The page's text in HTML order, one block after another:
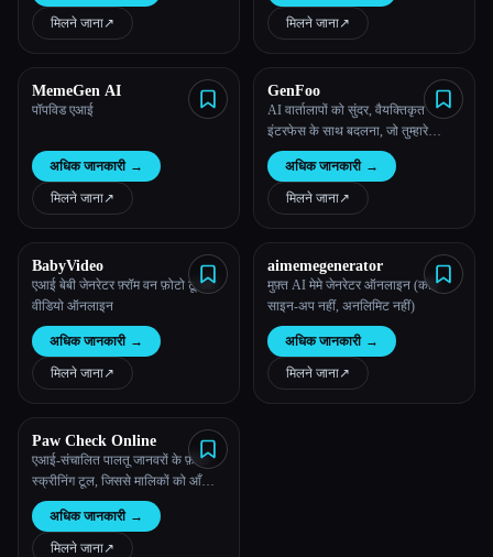
मिलने जाना↗︎ मिलने जाना↗︎
MemeGen AI
पॉपविड एआई
अधिक जानकारी →
मिलने जाना↗︎
GenFoo
AI वार्तालापों को सुंदर, वैयक्तिकृत
इंटरफेस के साथ बदलना, जो तुम्हारे
अनोखे स्टाइल और वर्कफ़्लो से मेल खाते
हैं।
अधिक जानकारी →
मिलने जाना↗︎
BabyVideo
एआई बेबी जेनरेटर फ़्रॉम वन फ़ोटो टू बेबी
वीडियो ऑनलाइन
अधिक जानकारी →
मिलने जाना↗︎
aimemegenerator
मुफ़्त AI मेमे जेनरेटर ऑनलाइन (कोई
साइन-अप नहीं, अनलिमिट नहीं)
अधिक जानकारी →
मिलने जाना↗︎
Paw Check Online
एआई-संचालित पालतू जानवरों के फ़ोटो
स्क्रीनिंग टूल, जिससे मालिकों को आँखों,
त्वचा, दाँत और कान की सेहत पर नज़र
रखने में मदद मिलती है।
अधिक जानकारी →
मिलने जाना↗︎